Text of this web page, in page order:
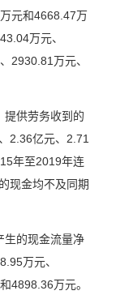
元和4668.47万
万元、
2930.81万元、
供劳务收到的
2.36亿元、2.71
年至2019年连
现金均不及同期
的现金流量净
万元、
4898.36万元。